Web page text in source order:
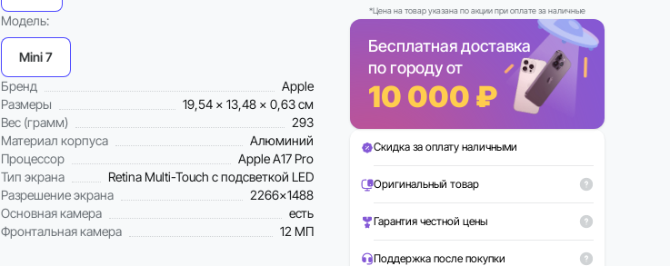
Можно в Trade-in
Рассрочка 0%
Можно в Trade-in
Модель:
Mini 7
Бренд
Apple
Размеры
19,54 x 13,48 x 0,63 см
Вес (грамм)
293
Материал корпуса
Алюминий
Процессор
Apple A17 Pro
Тип экрана
Retina Multi-Touch с подсветкой LED
Разрешение экрана
2266×1488
Основная камера
есть
Фронтальная камера
12 МП
*Цена на товар указана по акции при оплате за наличные
Бесплатная доставка
по городу от
10 000 ₽
Скидка за оплату наличными
Оригинальный товар
Гарантия честной цены
Поддержка после покупки